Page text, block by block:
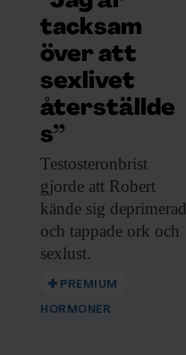
tacksam
över att
sexlivet
återställde
s”
Testosteronbrist
gjorde att Robert
kände sig deprimerad
och tappade ork och
sexlust.
PREMIUM
HORMONER